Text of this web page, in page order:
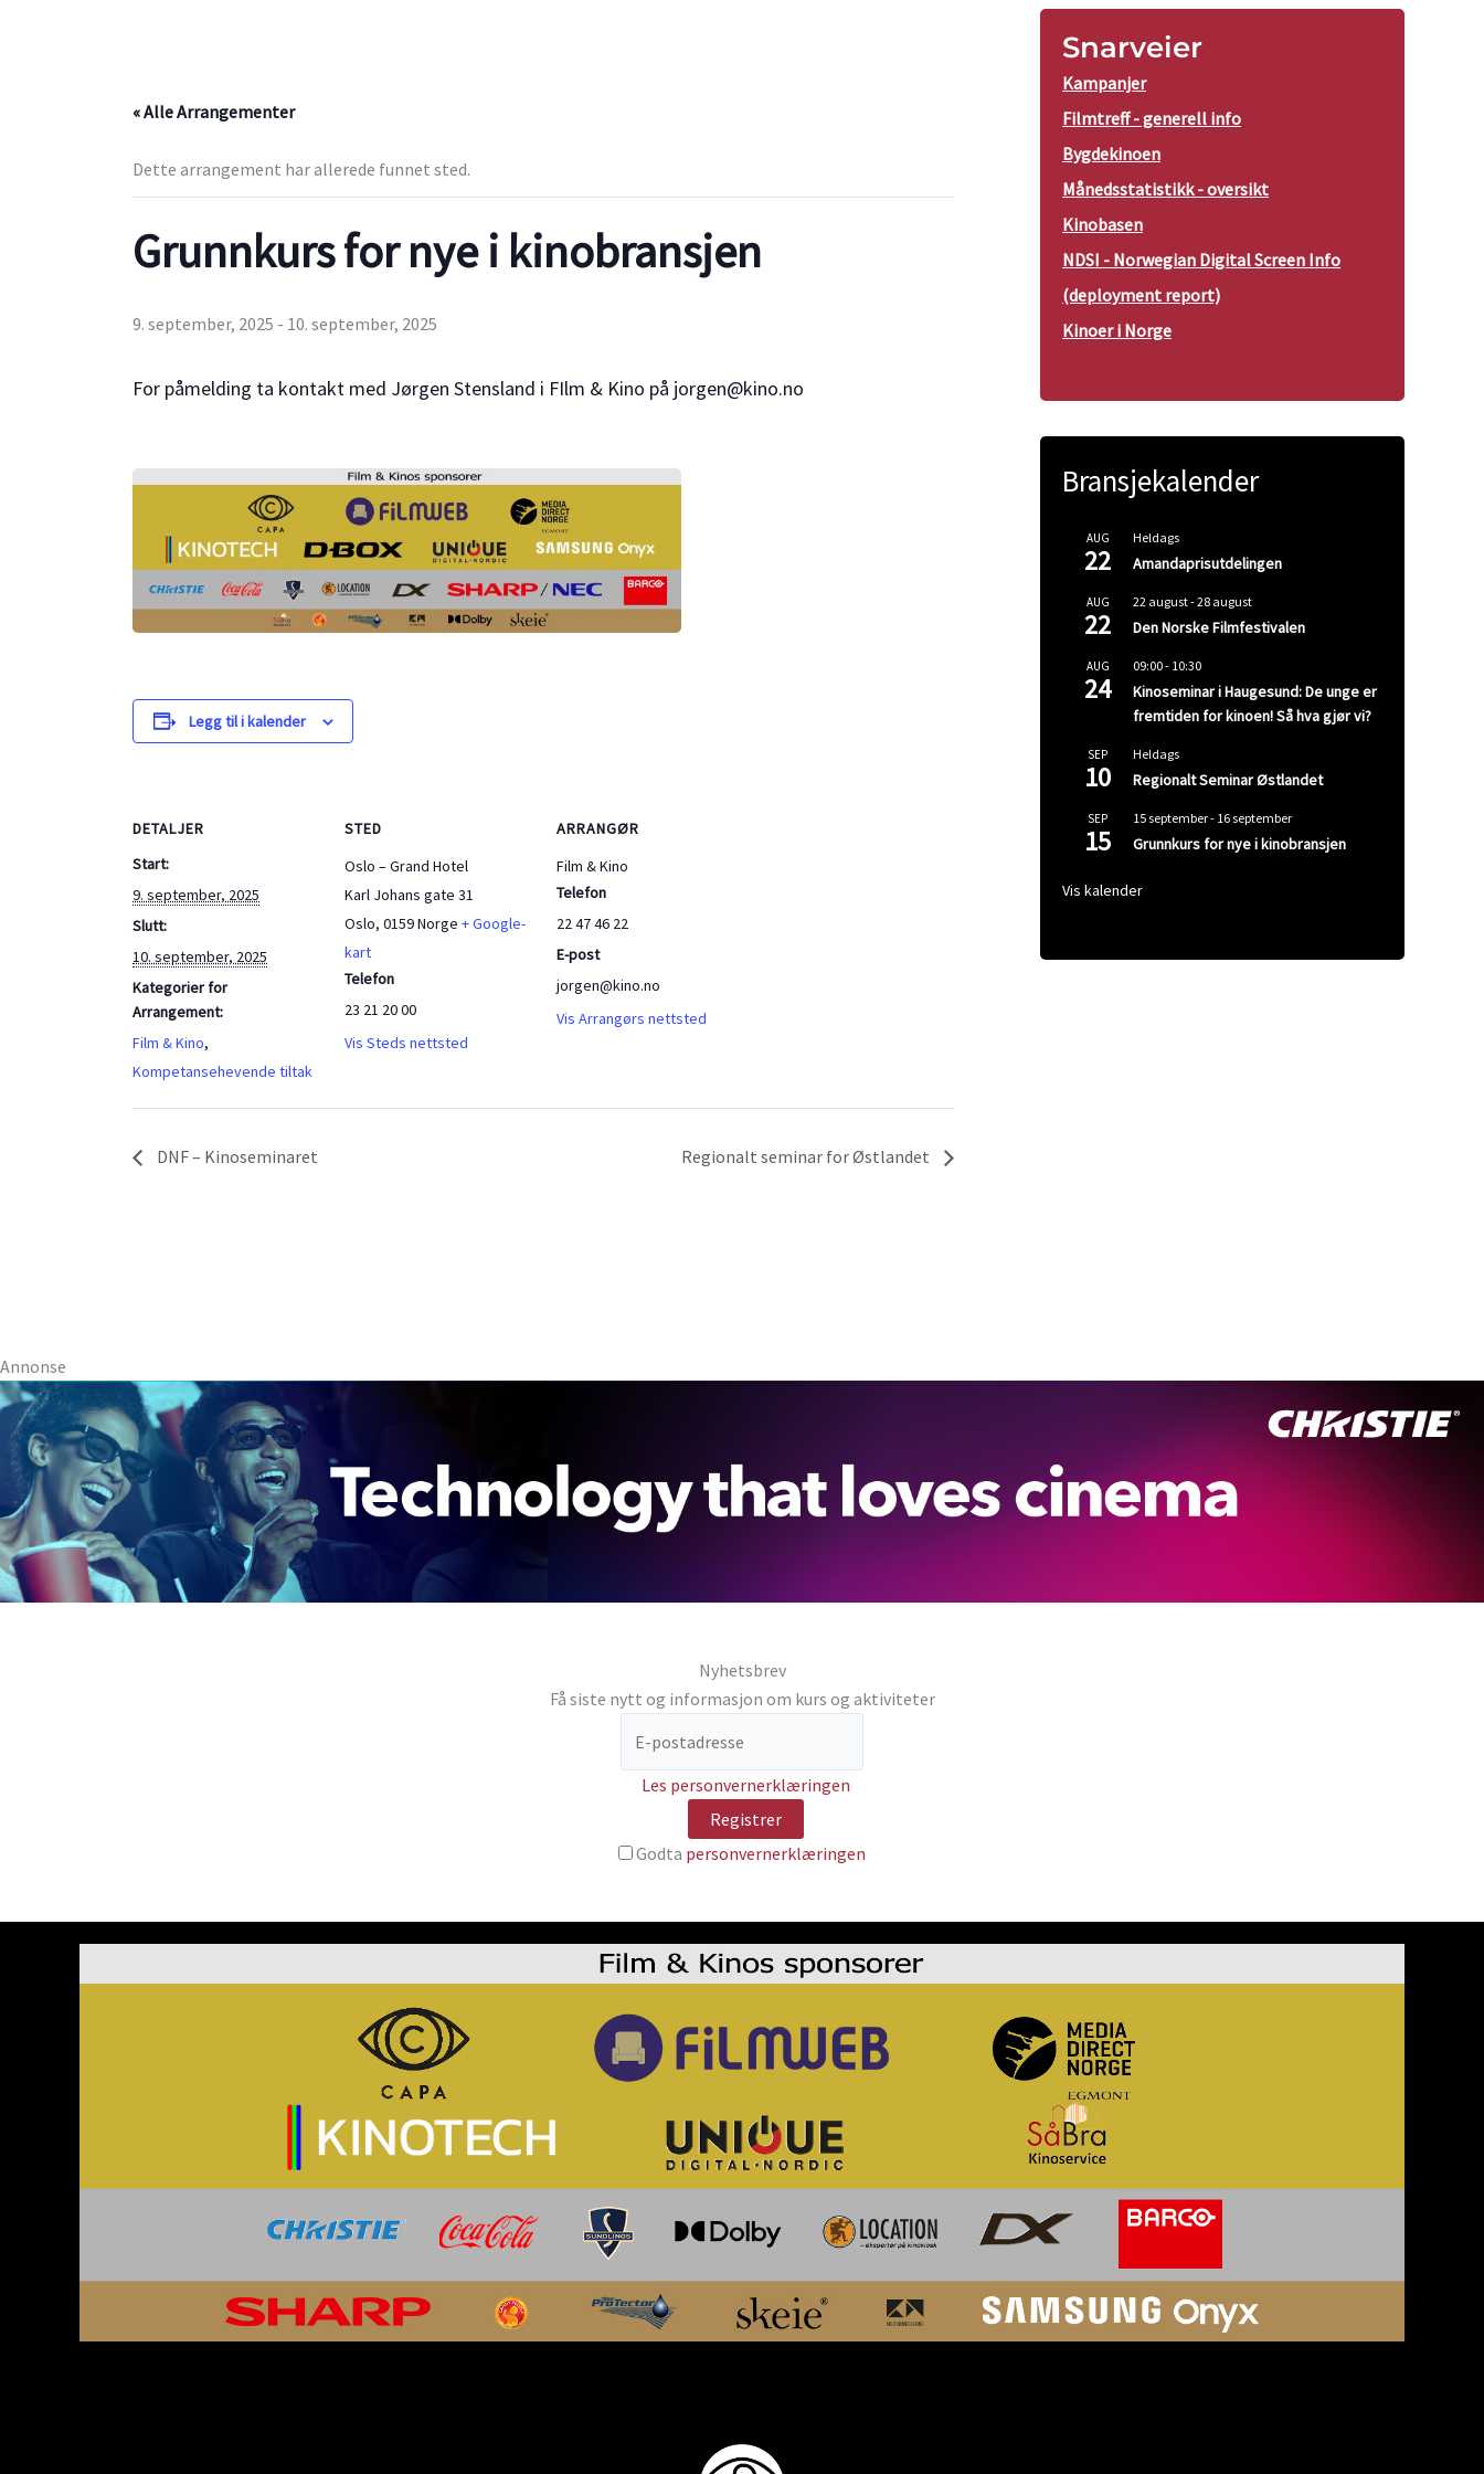
« Alle Arrangementer
Dette arrangement har allerede funnet sted.
Grunnkurs for nye i kinobransjen
9. september, 2025 - 10. september, 2025
For påmelding ta kontakt med Jørgen Stensland i FIlm & Kino på jorgen@kino.no
Legg til i kalender
DETALJER
Start:
9. september, 2025
Slutt:
10. september, 2025
Kategorier for
Arrangement:
Film & Kino,
Kompetansehevende tiltak
STED
Oslo – Grand Hotel
Karl Johans gate 31
Oslo, 0159Norge + Google-
kart
Telefon
23 21 20 00
Vis Steds nettsted
ARRANGØR
Film & Kino
Telefon
22 47 46 22
E-post
jorgen@kino.no
Vis Arrangørs nettsted
DNF – Kinoseminaret Regionalt seminar for Østlandet
Snarveier
Kampanjer
Filmtreff - generell info
Bygdekinoen
Månedsstatistikk - oversikt
Kinobasen
NDSI - Norwegian Digital Screen Info
(deployment report)
Kinoer i Norge
Bransjekalender
AUG
22
Heldags
Amandaprisutdelingen
AUG
22
22 august-28 august
Den Norske Filmfestivalen
AUG
24
09:00- 10:30
Kinoseminar i Haugesund: De unge er
fremtiden for kinoen! Så hva gjør vi?
SEP
10
Heldags
Regionalt Seminar Østlandet
SEP
15
15 september- 16 september
Grunnkurs for nye i kinobransjen
Vis kalender
Annonse
Nyhetsbrev
Få siste nytt og informasjon om kurs og aktiviteter
Les personvernerklæringen
Godta personvernerklæringen